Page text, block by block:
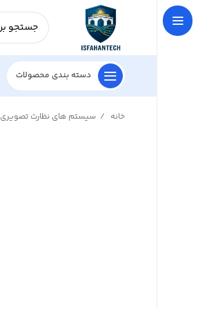
دسته بندی محصولات
خانه سیستم های نظارت تصویری